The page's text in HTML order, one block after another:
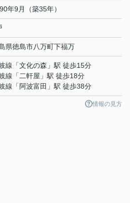
年9月（築35年）
県徳島市八万町下福万
線 「文化の森 」駅 徒歩15分
線 「 二軒屋 」駅 徒歩18分
線 「 阿波富田 」駅 徒歩38分
情報の見方